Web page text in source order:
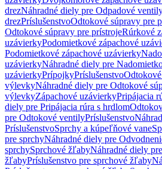
drezNáhradné diely pre Odpadové
drezPríslušenstvoOdtokové súpravy pre
Odtokové súpravy pre prístrojeRúrkové
uzávierkyPodomietkové zápachové
Podomietkové zápachové uzávierky
uzávierkyNáhradné diely pre
uzávierkyPrípojkyPríslušenstvo
výlevkyNáhradné diely pre Odtokové
výlevkyZápachové uzávierkyPripájacia
diely pre Pripájacia rúra s hrdlom
pre Odtokové ventilyPríslušenstvo
PríslušenstvoSprchy a kúpeľňové vane
pre sprchyNáhradné diely pre
sprchySprchové žľabyNáhradné diely
žľabyPríslušenstvo pre sprchové žľaby